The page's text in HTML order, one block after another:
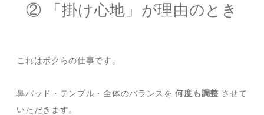
② 「掛け心地」が理由のとき
これはボクらの仕事です。
鼻パッド・テンプル・全体のバランスを何度も調整 させて
いただきます。